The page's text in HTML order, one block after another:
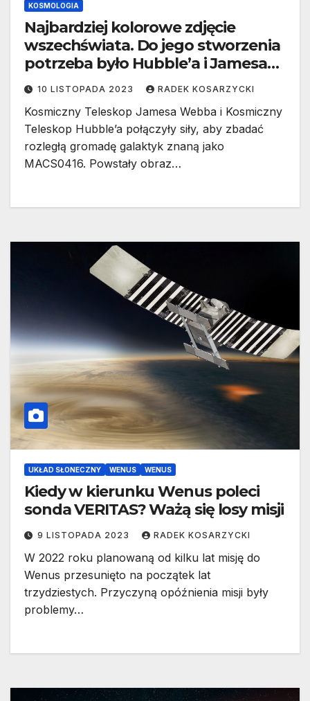
KOSMOLOGIA
Najbardziej kolorowe zdjęcie
wszechświata. Do jego stworzenia
potrzeba było Hubble’a i Jamesa
Webba
10 LISTOPADA 2023 RADEK KOSARZYCKI
Kosmiczny Teleskop Jamesa Webba i Kosmiczny
Teleskop Hubble’a połączyły siły, aby zbadać
rozległą gromadę galaktyk znaną jako
MACS0416. Powstały obraz…
UKŁAD SŁONECZNY WENUS WENUS
Kiedy w kierunku Wenus poleci
sonda VERITAS? Ważą się losy misji
9 LISTOPADA 2023 RADEK KOSARZYCKI
W 2022 roku planowaną od kilku lat misję do
Wenus przesunięto na początek lat
trzydziestych. Przyczyną opóźnienia misji były
problemy…